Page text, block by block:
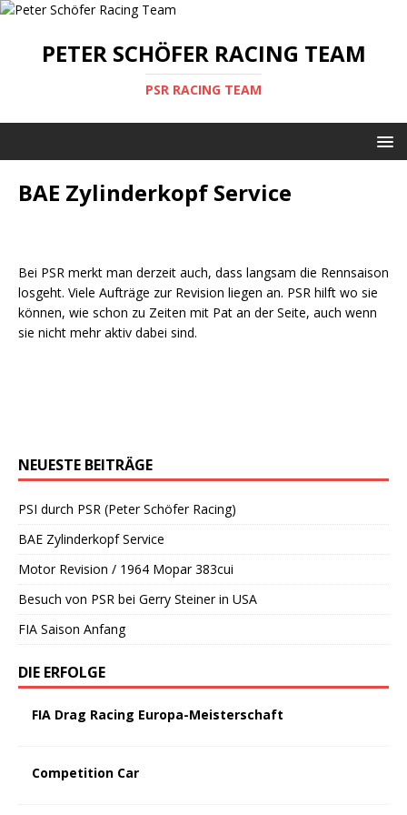
PETER SCHÖFER RACING TEAM
PSR RACING TEAM
BAE Zylinderkopf Service
Bei PSR merkt man derzeit auch, dass langsam die Rennsaison
losgeht. Viele Aufträge zur Revision liegen an. PSR hilft wo sie
können, wie schon zu Zeiten mit Pat an der Seite, auch wenn
sie nicht mehr aktiv dabei sind.
NEUESTE BEITRÄGE
PSI durch PSR (Peter Schöfer Racing)
BAE Zylinderkopf Service
Motor Revision / 1964 Mopar 383cui
Besuch von PSR bei Gerry Steiner in USA
FIA Saison Anfang
DIE ERFOLGE
FIA Drag Racing Europa-Meisterschaft
Competition Car